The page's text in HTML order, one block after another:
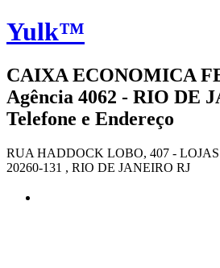
Yulk™
CAIXA ECONOMICA
Agência 4062 - RIO DE
Telefone e Endereço
RUA HADDOCK LOBO, 407 -
20260-131 , RIO DE JANEIRO RJ